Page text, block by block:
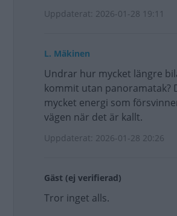
Uppdaterat: 2026-01-28 19:11
L. Mäkinen
Undrar hur mycket längre
kommit utan panoramatak?
mycket energi som
vägen när det är kallt.
Uppdaterat: 2026-01-28 20:26
Gäst (ej verifierad)
Tror inget alls.